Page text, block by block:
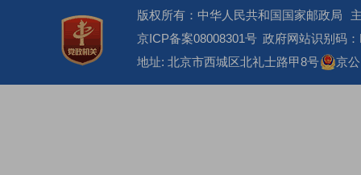
版权所有：中华人民共和国国家邮政局
京ICP备案08008301号 政府网站识别码
地址: 北京市西城区北礼士路甲8号
京